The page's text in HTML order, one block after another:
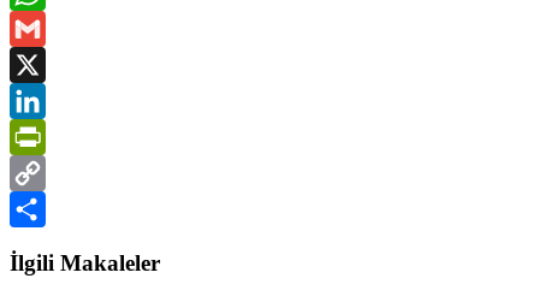
WhatsApp
Gmail
X
LinkedIn
PrintFriendly
Copy
Link
Share
İlgili Makaleler